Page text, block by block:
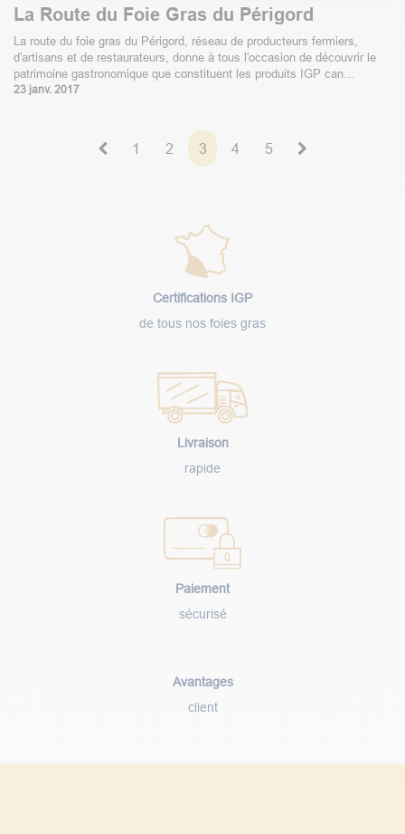
La Route du Foie Gras du Périgord
La route du foie gras du Périgord, réseau de producteurs fermiers,
d'artisans et de restaurateurs, donne à tous l'occasion de découvrir le
patrimoine gastronomique que constituent les produits IGP can...
23 janv. 2017
1 2 3 4 5
Certifications IGP
de tous nos foies gras
Livraison
rapide
Paiement
sécurisé
Avantages
client